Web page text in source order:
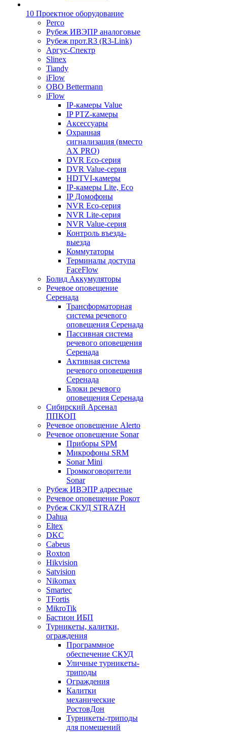
10 Проектное оборудование
Perco
Рубеж ИВЭПР аналоговые
Рубеж прот.R3 (R3-Link)
Аргус-Спектр
Slinex
Tiandy
iFlow
OBO Bettermann
iFlow
IP-камеры Value
IP PTZ-камеры
Аксессуары
Охранная
сигнализация (вместо
AX PRO)
DVR Eco-серия
DVR Value-серия
HDTVI-камеры
IP-камеры Lite, Eco
IP Домофоны
NVR Eco-серия
NVR Lite-серия
NVR Value-серия
Контроль въезда-
выезда
Коммутаторы
Терминалы доступа
FaceFlow
Болид Аккумуляторы
Речевое оповещение
Серенада
Трансформаторная
система речевого
оповещения Серенада
Пассивная система
речевого оповещения
Серенада
Активная система
речевого оповещения
Серенада
Блоки речевого
оповещения Серенада
Сибирский Арсенал
ППКОП
Речевое оповещение Alerto
Речевое оповещение Sonar
Приборы SPM
Микрофоны SRM
Sonar Mini
Громкоговорители
Sonar
Рубеж ИВЭПР адресные
Речевое оповещение Рокот
Рубеж СКУД STRAZH
Dahua
Eltex
DKC
Cabeus
Roxton
Hikvision
Satvision
Nikomax
Smartec
TFortis
MikroTik
Бастион ИБП
Турникеты, калитки,
ограждения
Программное
обеспечение СКУД
Уличные турникеты-
триподы
Ограждения
Калитки
механические
РостовДон
Турникеты-триподы
для помещений